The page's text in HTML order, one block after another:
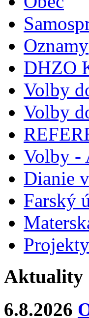
Oznamy
DHZO
Volby
Volby
Volby -
Dianie
Farský
Projekty
Aktuality
6.8.2026